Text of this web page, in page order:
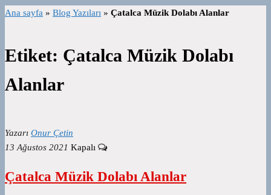
Ana sayfa » Blog Yazıları » Çatalca Müzik Dolabı Alanlar
Etiket: Çatalca Müzik Dolabı
Alanlar
Yazarı Onur Çetin
13 Ağustos 2021 Kapalı
Çatalca Müzik Dolabı Alanlar